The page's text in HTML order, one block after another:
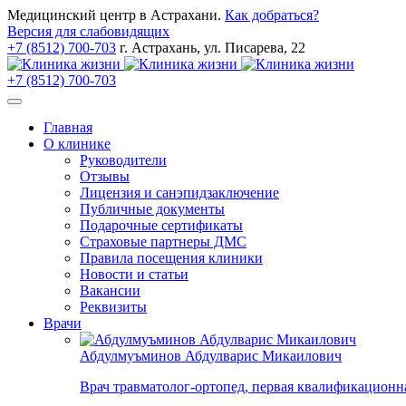
Медицинский центр в Астрахани. Как добраться?
Версия для слабовидящих
+7 (8512) 700-703 г. Астрахань, ул. Писарева, 22
+7 (8512) 700-703
Главная
О клинике
Руководители
Отзывы
Лицензия и санэпидзаключение
Публичные документы
Подарочные сертификаты
Страховые партнеры ДМС
Правила посещения клиники
Новости и статьи
Вакансии
Реквизиты
Врачи
Абдулмуъминов Абдулварис Микаилович
Врач травматолог-ортопед, первая